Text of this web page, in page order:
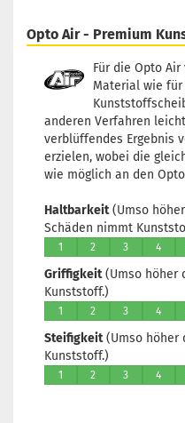
Opto Air - Premium
Für die Opto
Material wie
anderen Verfahren
verblüffendes Ergebnis
erzielen, wobei die
wie möglich an den
Haltbarkeit(Umso
Schäden nimmt
1 2 3 4
Griffigkeit(Umso höher
Kunststoff.)
1 2 3 4
Steifigkeit(Umso höher
Kunststoff.)
1 2 3 4